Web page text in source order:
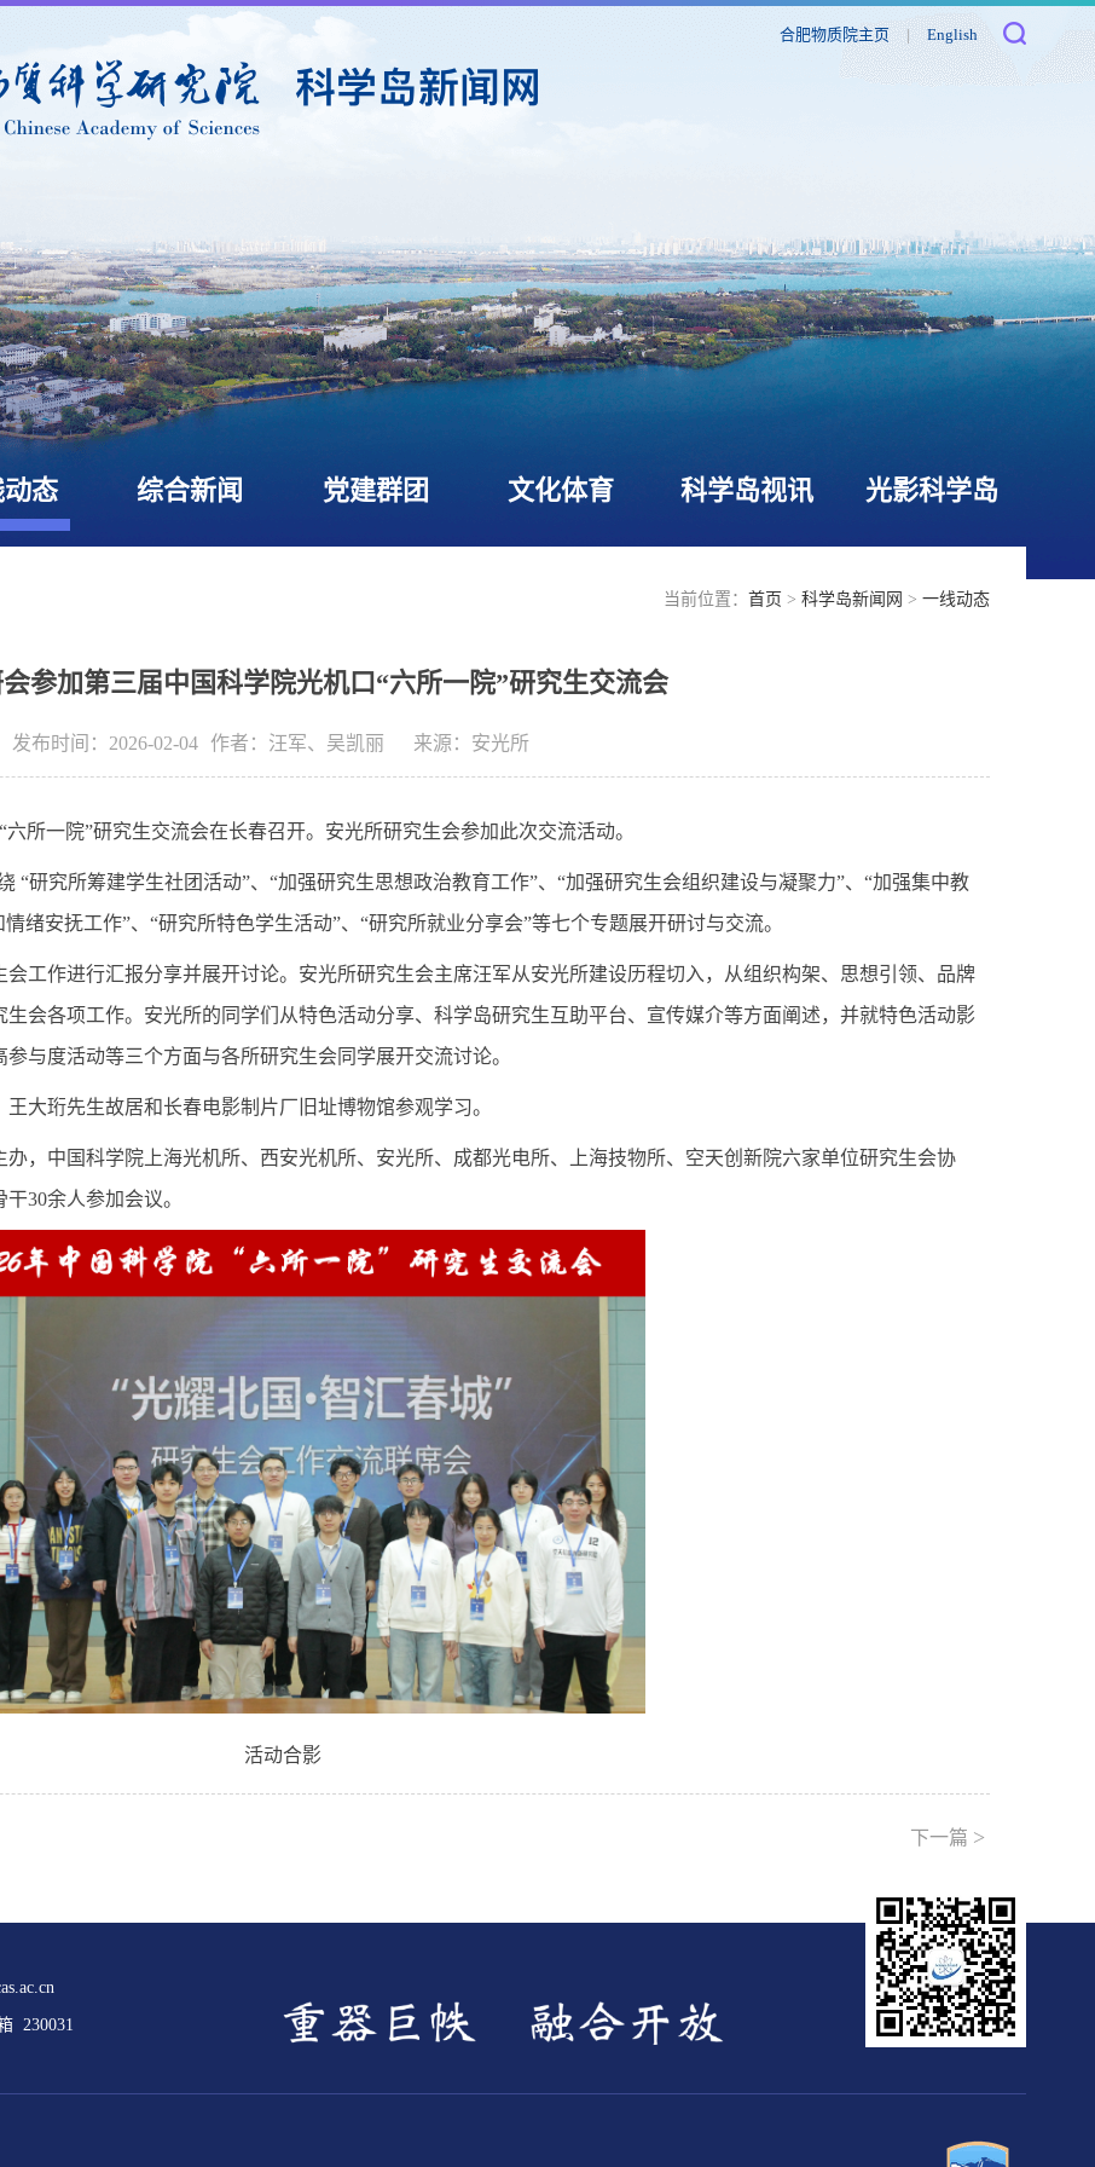
合肥物质院主页 | English
态 综合新闻 党建群团 文化体育 科学岛视讯 光影科学岛
当前位置： 首页 > 科学岛新闻网 > 一线动态
参加第三届中国科学院光机口“六所一院”研究生交流会
发布时间：2026-02-04 作者： 汪军、吴凯丽 来源： 安光所
所一院”研究生交流会在长春召开。安光所研究生会参加 此次交流活动。
“研究所筹建学生社团活动”、 “加强研究生思想政治教育工作”、“加强研究生会组织建设与凝聚力”、“加强集中教
绪安抚工作”、“研究所特色学生活动”、“研究所就业分享会”等七个专题展开研讨与交流。
会工作进行汇报分享并展开讨论。安光所研究生会主席汪军从安光所建设历程切入，从组织构架、 思想引领、品牌
生会各项工作。安光所的同学们从特色活动分享、科学岛研究生互助平台、宣传媒介等方面阐述，并就特色活动影
与度活动等三个方面与各所研究生会同学展开交流讨论。
大珩先生故居和长春电影制片厂旧址博物馆参观学习。
，中国科学院上海光机所、西安光机所、安光所、成都光电所、上海技物所、空天创新院六家单位研究生会协
干30余人参加会议。
活动合影
下一篇 >
230031